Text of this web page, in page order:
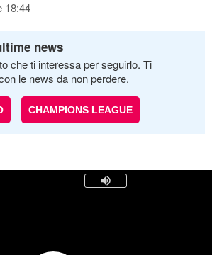
18:44
news
che ti interessa per seguirlo. Ti
le news da non perdere.
CHAMPIONS LEAGUE